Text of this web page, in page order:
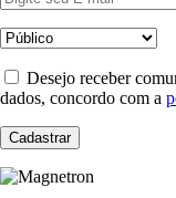
Desejo receber
dados, concordo com a